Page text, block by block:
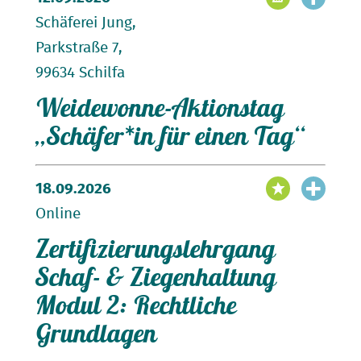
Tickets für das Weideflimmern sichern
Zeit und Dauer:
Kontakt:
Kulinarisches Know-how: professionelle
Anleitung durch Grillprofi Andreas Rummel
praxisnahe Fleisch- und Grillkunde
5 exklusive Gänger inklusive Getränke.
ein
intensives Seminar in persönlicher
Atmosphärebei einer Weidewonne Schäferei
Zum Download: Lehrgangs-Flyer
Zeit und Dauer:
anmelden
Schäferei Jung,
Parkstraße 7,
99634 Schilfa
Weidewonne-Aktionstag
„Schäfer*in für einen Tag“
18.09.2026
Online
Zertifizierungslehrgang
Schaf- & Ziegenhaltung
Modul 2: Rechtliche
Grundlagen